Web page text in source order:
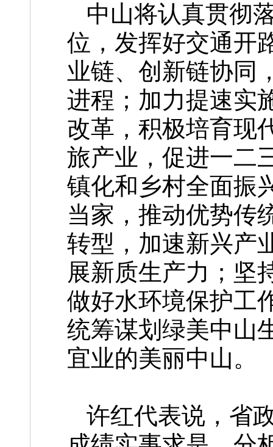
中山将认真贯彻
位，发挥好交通开
业链、创新链协同
进程；加力提速实
改革，积极培育现
旅产业，促进一二
镇化和乡村全面振
当家，推动优势传
转型，加速新兴产
展新质生产力；坚
做好水环境保护工
统筹谋划绿美中山
宜业的美丽中山。
许红代表说，省